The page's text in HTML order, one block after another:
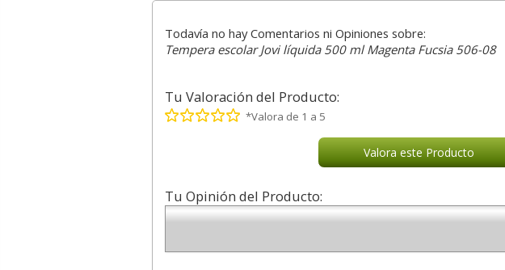
Todavía no hay Comentarios ni Opiniones sobre:
Tempera escolar Jovi líquida 500 ml Magenta Fucsia 506-08
Tu Valoración del Producto:
*Valora de 1 a 5
Valora este Producto
Tu Opinión del Producto: